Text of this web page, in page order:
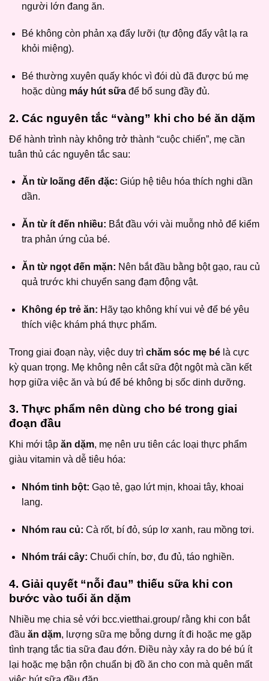
người lớn đang ăn.
Bé không còn phản xạ đẩy lưỡi (tự động đẩy vật lạ ra
khỏi miệng).
Bé thường xuyên quấy khóc vì đói dù đã được bú mẹ
hoặc dùng máy hút sữađể bổ sung đầy đủ.
2. Các nguyên tắc “vàng” khi cho bé ăn dặm
Để hành trình này không trở thành “cuộc chiến”, mẹ cần
tuân thủ các nguyên tắc sau:
Ăn từ loãng đến đặc: Giúp hệ tiêu hóa thích nghi dần
dần.
Ăn từ ít đến nhiều: Bắt đầu với vài muỗng nhỏ để kiểm
tra phản ứng của bé.
Ăn từ ngọt đến mặn: Nên bắt đầu bằng bột gạo, rau củ
quả trước khi chuyển sang đạm động vật.
Không ép trẻ ăn: Hãy tạo không khí vui vẻ để bé yêu
thích việc khám phá thực phẩm.
Trong giai đoạn này, việc duy trì chăm sóc mẹ bé là cực
kỳ quan trọng. Mẹ không nên cắt sữa đột ngột mà cần kết
hợp giữa việc ăn và bú để bé không bị sốc dinh dưỡng.
3. Thực phẩm nên dùng cho bé trong giai
đoạn đầu
Khi mới tập ăn dặm, mẹ nên ưu tiên các loại thực phẩm
giàu vitamin và dễ tiêu hóa:
Nhóm tinh bột: Gạo tẻ, gạo lứt mịn, khoai tây, khoai
lang.
Nhóm rau củ: Cà rốt, bí đỏ, súp lơ xanh, rau mồng tơi.
Nhóm trái cây: Chuối chín, bơ, đu đủ, táo nghiền.
4. Giải quyết “nỗi đau” thiếu sữa khi con
bước vào tuổi ăn dặm
Nhiều mẹ chia sẻ với bcc.vietthai.group/ rằng khi con bắt
đầu ăn dặm, lượng sữa mẹ bỗng dưng ít đi hoặc mẹ gặp
tình trạng tắc tia sữa đau đớn. Điều này xảy ra do bé bú ít
lại hoặc mẹ bận rộn chuẩn bị đồ ăn cho con mà quên mất